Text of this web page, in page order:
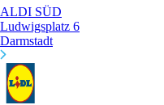
ALDI SÜD
Ludwigsplatz 6
Darmstadt